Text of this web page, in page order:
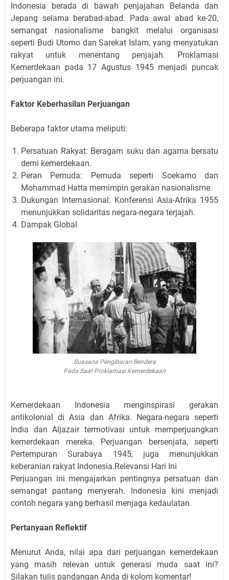
Indonesia berada di bawah penjajahan Belanda dan
Jepang selama berabad-abad. Pada awal abad ke-20,
semangat nasionalisme bangkit melalui organisasi
seperti Budi Utomo dan Sarekat Islam, yang menyatukan
rakyat untuk menentang penjajah. Proklamasi
Kemerdekaan pada 17 Agustus 1945 menjadi puncak
perjuangan ini.
Faktor Keberhasilan Perjuangan
Beberapa faktor utama meliputi:
Persatuan Rakyat: Beragam suku dan agama bersatu
demi kemerdekaan.
Peran Pemuda: Pemuda seperti Soekarno dan
Mohammad Hatta memimpin gerakan nasionalisme.
Dukungan Internasional: Konferensi Asia-Afrika 1955
menunjukkan solidaritas negara-negara terjajah.
Dampak Global
Suasana Pengibaran Bendera
Pada Saat Proklamasi Kemerdekaan
Kemerdekaan Indonesia menginspirasi gerakan
antikolonial di Asia dan Afrika. Negara-negara seperti
India dan Aljazair termotivasi untuk memperjuangkan
kemerdekaan mereka. Perjuangan bersenjata, seperti
Pertempuran Surabaya 1945, juga menunjukkan
keberanian rakyat Indonesia.Relevansi Hari Ini
Perjuangan ini mengajarkan pentingnya persatuan dan
semangat pantang menyerah. Indonesia kini menjadi
contoh negara yang berhasil menjaga kedaulatan.
Pertanyaan Reflektif
Menurut Anda, nilai apa dari perjuangan kemerdekaan
yang masih relevan untuk generasi muda saat ini?
Silakan tulis pandangan Anda di kolom komentar!